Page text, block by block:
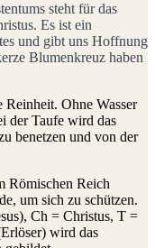
steht für das
Es ist ein
und gibt uns Hoffnung
Blumenkreuz haben
Ohne Wasser
der Taufe wird das
benetzen und von der
Römischen Reich
um sich zu schützen.
Ch = Christus, T =
wird das